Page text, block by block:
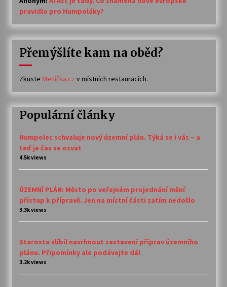
pravidlo pro Humpoláky?
Přemýšlíte kam na oběd?
Zkuste Meníčka.cz v místních restauracích.
Populární články
Humpolec schvaluje nový územní plán. Týká se i vás – a
teď je čas se ozvat
4.5k views
ÚZEMNÍ PLÁN: Město po veřejném projednání mění
přístup k přípravě. Jen na místní části zatím nedošlo
3.3k views
Starosta slíbil navrhnout zastavení příprav územního
plánu. Připomínky ale podávejte dál
3.2k views